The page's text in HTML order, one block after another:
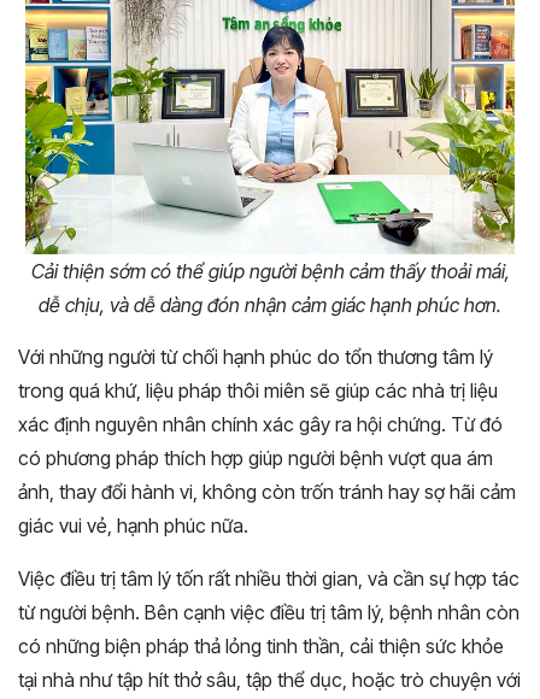
Cải thiện sớm có thể giúp người bệnh cảm thấy thoải mái,
dễ chịu, và dễ dàng đón nhận cảm giác hạnh phúc hơn.
Với những người từ chối hạnh phúc do tổn thương tâm lý
trong quá khứ, liệu pháp thôi miên sẽ giúp các nhà trị liệu
xác định nguyên nhân chính xác gây ra hội chứng. Từ đó
có phương pháp thích hợp giúp người bệnh vượt qua ám
ảnh, thay đổi hành vi, không còn trốn tránh hay sợ hãi cảm
giác vui vẻ, hạnh phúc nữa.
Việc điều trị tâm lý tốn rất nhiều thời gian, và cần sự hợp tác
từ người bệnh. Bên cạnh việc điều trị tâm lý, bệnh nhân còn
có những biện pháp thả lỏng tinh thần, cải thiện sức khỏe
tại nhà như tập hít thở sâu, tập thể dục, hoặc trò chuyện với